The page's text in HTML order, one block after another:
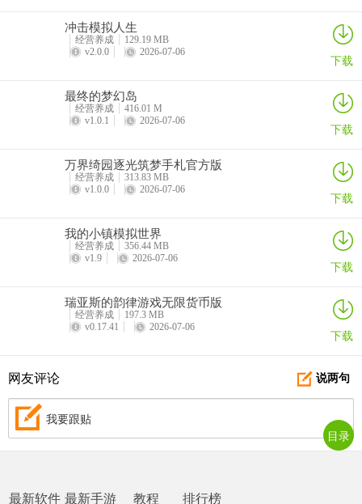
冲击模拟人生
经营养成
129.19 MB
v2.0.0
2026-07-06 下载
最终的梦幻岛
经营养成
416.01 M
v1.0.1
2026-07-06 下载
万界绮园逐光筑梦手札官方版
经营养成
313.83 MB
v1.0.0
2026-07-06 下载
我的小镇模拟世界
经营养成
356.44 MB
v1.9
2026-07-06 下载
瑞亚斯的韵律游戏无限货币版
经营养成
197.3 MB
v0.17.41
2026-07-06 下载
说两句
网友评论
我要跟贴
最新软件 最新手游 教程 排行榜
目录